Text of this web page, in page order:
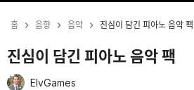
홈 음향 음악 진심이 담긴 피아노 음악 팩
진심이 담긴 피아노 음악 팩
ElvGames